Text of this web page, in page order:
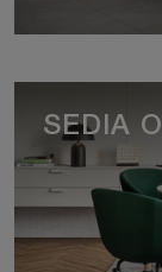
SEDIA